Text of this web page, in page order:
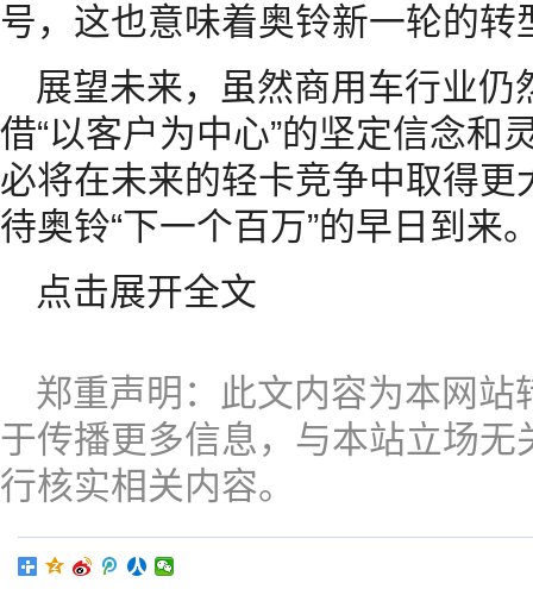
号，这也意味着奥铃新一轮的
展望未来，虽然商用车行业
借“以客户为中心”的坚定信念和
必将在未来的轻卡竞争中取得
待奥铃“下一个百万”的早日到来
点击展开全文
郑重声明：此文内容为本网
于传播更多信息，与本站立场
行核实相关内容。